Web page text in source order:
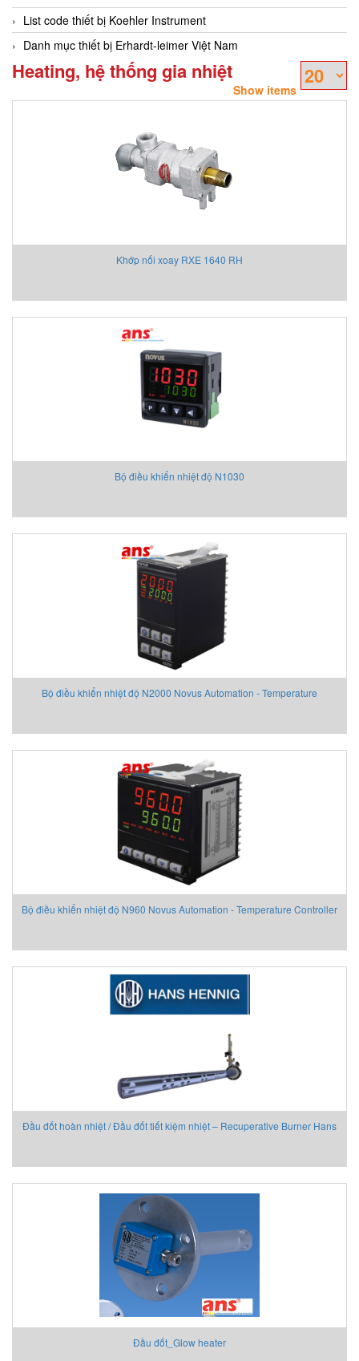
List code thiết bị Koehler Instrument
Danh mục thiết bị Erhardt-leimer Việt Nam
Heating, hệ thống gia nhiệt
Show items
Khớp nối xoay RXE 1640 RH
Bộ điều khiển nhiệt độ N1030
Bộ điều khiển nhiệt độ N2000 Novus Automation - Temperature
Bộ điều khiển nhiệt độ N960 Novus Automation - Temperature Controller
Đầu đốt hoàn nhiệt / Đầu đốt tiết kiệm nhiệt – Recuperative Burner Hans
Đầu đốt_Glow heater